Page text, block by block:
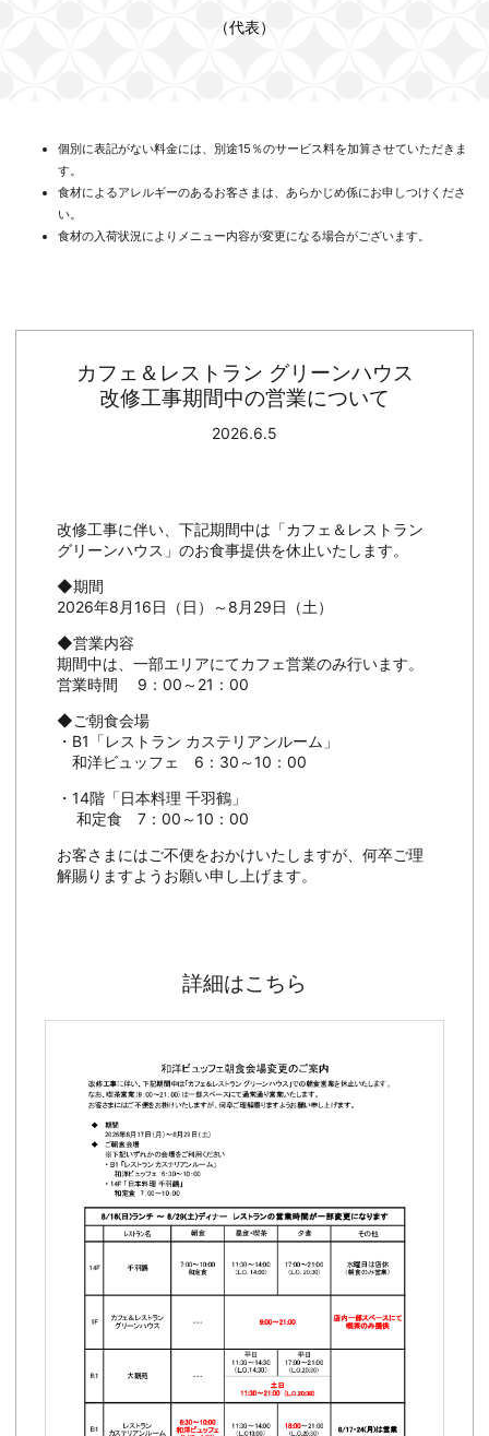
（代表）
個別に表記がない料金には、別途15％のサービス料を加算させていただきま
す。
食材によるアレルギーのあるお客さまは、あらかじめ係にお申しつけくださ
い。
食材の入荷状況によりメニュー内容が変更になる場合がございます。
カフェ＆レストラン グリーンハウス
改修工事期間中の営業について
2026.6.5
改修工事に伴い、下記期間中は「カフェ＆レストラン
グリーンハウス」のお食事提供を休止いたします。
◆期間
2026年8月16日（日）～8月29日（土）
◆営業内容
期間中は、一部エリアにてカフェ営業のみ行います。
営業時間 9：00～21：00
◆ご朝食会場
・B1「レストラン カステリアンルーム」
和洋ビュッフェ 6：30～10：00
・14階「日本料理 千羽鶴」
和定食 7：00～10：00
お客さまにはご不便をおかけいたしますが、何卒ご理
解賜りますようお願い申し上げます。
詳細はこちら